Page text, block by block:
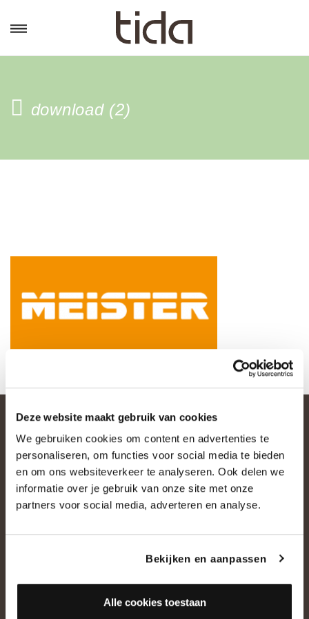
Deze website maakt gebruik van cookies
We gebruiken cookies om content en advertenties te
personaliseren, om functies voor social media te bieden
en om ons websiteverkeer te analyseren. Ook delen we
informatie over je gebruik van onze site met onze
partners voor social media, adverteren en analyse.
Bekijken en aanpassen
Alle cookies toestaan
download (2)
OVER ONS
Ons team